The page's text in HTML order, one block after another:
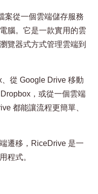
案從一個雲端儲存服務
腦。它是一款實用的雲
覽器式方式管理雲端到
從 Google Drive 移動
，或從一個雲端
都能讓流程更簡單、
遷移，RiceDrive 是一
程式。